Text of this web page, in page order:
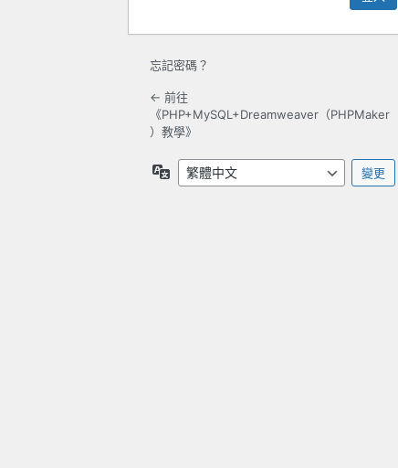
忘記密碼？
← 前往
《PHP+MySQL+Dreamweaver（PHPMaker
）教學》
言